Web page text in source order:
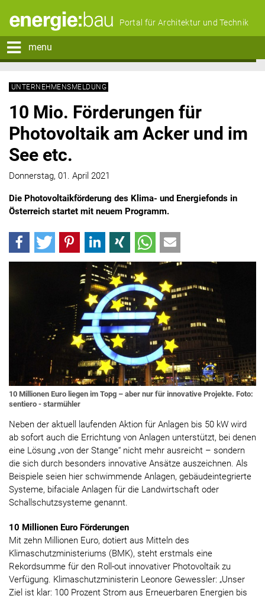
Portal für Architektur und Technik
menu
UNTERNEHMENSMELDUNG
10 Mio. Förderungen für
Photovoltaik am Acker und im
See etc.
Donnerstag, 01. April 2021
Die Photovoltaikförderung des Klima- und Energiefonds in
Österreich startet mit neuem Programm.
10 Millionen Euro liegen im Topg – aber nur für innovative Projekte. Foto:
sentiero - starmühler
Neben der aktuell laufenden Aktion für Anlagen bis 50 kW wird
ab sofort auch die Errichtung von Anlagen unterstützt, bei denen
eine Lösung „von der Stange“ nicht mehr ausreicht – sondern
die sich durch besonders innovative Ansätze auszeichnen. Als
Beispiele seien hier schwimmende Anlagen, gebäudeintegrierte
Systeme, bifaciale Anlagen für die Landwirtschaft oder
Schallschutzsysteme genannt.
10 Millionen Euro Förderungen
Mit zehn Millionen Euro, dotiert aus Mitteln des
Klimaschutzministeriums (BMK), steht erstmals eine
Rekordsumme für den Roll-out innovativer Photovoltaik zu
Verfügung. Klimaschutzministerin Leonore Gewessler: „Unser
Ziel ist klar: 100 Prozent Strom aus Erneuerbaren Energien bis